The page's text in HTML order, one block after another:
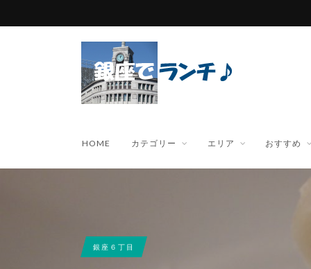
HOME カテゴリー エリア おすすめ
銀座６丁目